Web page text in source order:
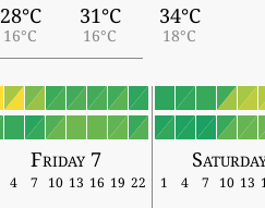
28°C
16°C
31°C
16°C
34°C
18°C
Friday 7
4 7 10 13 16 19 22 1 4 7 10 13